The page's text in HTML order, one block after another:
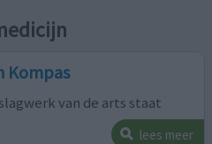
Kompas
van de arts staat
lees meer